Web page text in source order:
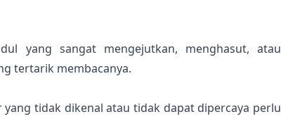
yang sangat mengejutkan, menghasut, atau
tertarik membacanya.
tidak dikenal atau tidak dapat dipercaya perlu